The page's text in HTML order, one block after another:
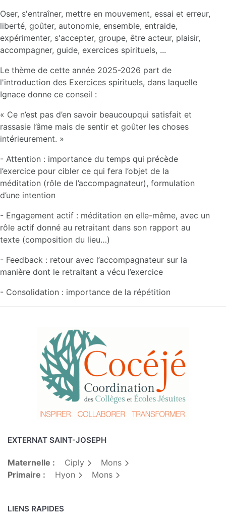
Oser, s'entraîner, mettre en mouvement, essai et erreur,
liberté, goûter, autonomie, ensemble, entraide,
expérimenter, s'accepter, groupe, être acteur, plaisir,
accompagner, guide, exercices spirituels, ...
Le thème de cette année 2025-2026 part de
l'introduction des Exercices spirituels, dans laquelle
Ignace donne ce conseil :
« Ce n’est pas d’en savoir beaucoupqui satisfait et
rassasie l’âme mais de sentir et goûter les choses
intérieurement. »
- Attention : importance du temps qui précède
l’exercice pour cibler ce qui fera l’objet de la
méditation (rôle de l’accompagnateur), formulation
d’une intention
- Engagement actif : méditation en elle-même, avec un
rôle actif donné au retraitant dans son rapport au
texte (composition du lieu…)
- Feedback : retour avec l’accompagnateur sur la
manière dont le retraitant a vécu l’exercice
- Consolidation : importance de la répétition
EXTERNAT SAINT-JOSEPH
Maternelle : Ciply
Mons
Primaire :
Hyon Mons
LIENS RAPIDES